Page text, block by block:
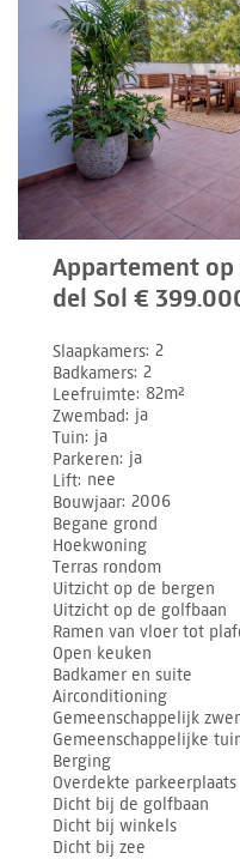
Appartement
del Sol €
Slaapkamers 2
Badkamers 2
Leefruimte 82m²
Zwembad ja
Tuin ja
Parkeren ja
Lift nee
Bouwjaar 2006
Begane grond
Hoekwoning
Terras rondom
Uitzicht op de bergen
Uitzicht op de golfbaan
Ramen van vloer tot
Open keuken
Badkamer en suite
Airconditioning
Gemeenschappelijk
Gemeenschappelijke
Berging
Overdekte parkeerplaats
Dicht bij de golfbaan
Dicht bij winkels
Dicht bij zee